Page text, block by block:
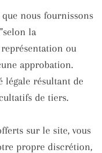
que nous fournissons
la
ou
approbation.
légale résultant de
de tiers.
sur le site, vous
propre discrétion,